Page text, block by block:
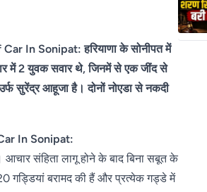
In Sonipat: हरियाणा के सोनीपत में
में 2 युवक सवार थे, जिनमें से एक जींद से
​​सुरेंद्र आहूजा है। दोनों नोएडा से नकदी
In Sonipat:
संहिता लागू होने के बाद बिना सबूत के
गड्डियां बरामद की हैं और प्रत्येक गड्डे में